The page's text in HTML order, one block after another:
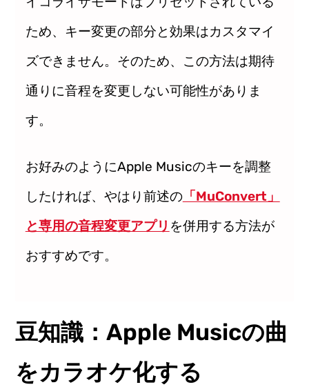
ため、キー変更の部分と効果はカスタマイ
ズできません。そのため、この方法は期待
通りに音程を変更しない可能性がありま
す。
お好みのようにApple Musicのキーを調整
したければ、やはり前述の「MuConvert」
と専用の音程変更アプリ を併用する方法が
おすすめです。
豆知識：Apple Musicの曲
をカラオケ化する